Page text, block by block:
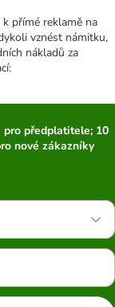
přímé reklamě na
vznést námitku,
nákladů za
předplatitele; 10
nové zákazníky